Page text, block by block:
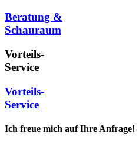
Beratung &
Schauraum
Vorteils-
Service
Vorteils-
Service
Ich freue mich auf Ihre Anfrage!